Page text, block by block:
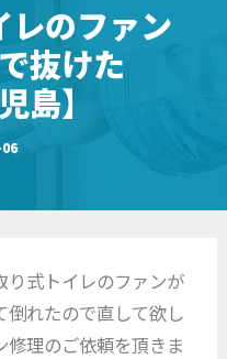
レのファン
抜けた
島】
り式トイレのファンが
倒れたので直して欲し
理のご依頼を頂きま